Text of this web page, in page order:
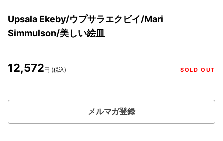
Upsala Ekeby/ウプサラエクビイ/Mari
Simmulson/美しい絵皿
12,572円 (税込) SOLD OUT
メルマガ登録